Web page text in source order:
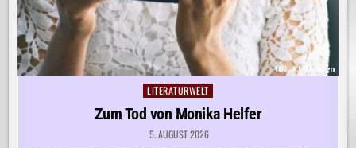
Posted
in
LITERATURWELT
Zum Tod von Monika Helfer
5. AUGUST 2026